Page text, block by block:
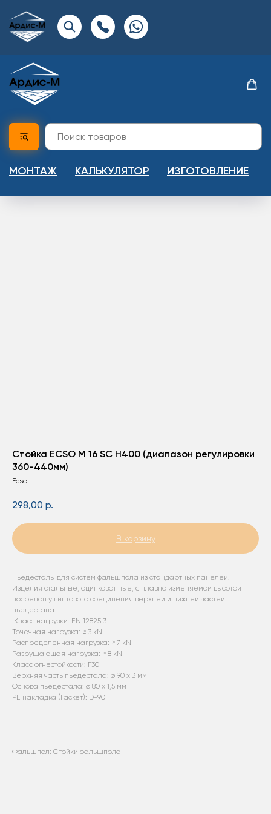
МОНТАЖ КАЛЬКУЛЯТОР ИЗГОТОВЛЕНИЕ
Стойка ECSO M 16 SC H400 (диапазон регулировки
360-440мм)
Ecso
298,00 р.
В корзину
Пьедесталы для систем фальшпола из стандартных панелей.
Изделия стальные, оцинкованные, с плавно изменяемой высотой
посредству винтового соединения верхней и нижней частей
пьедестала.
Класс нагрузки: EN 12825 3
Точечная нагрузка: ≥ 3 kN
Распределенная нагрузка: ≥ 7 kN
Разрушающая нагрузка: ≥ 8 kN
Класс огнестойкости: F30
Верхняя часть пьедестала: ø 90 х 3 мм
Основа пьедестала: ø 80 х 1,5 мм
PE накладка (Гаскет): D-90
.
Фальшпол: Стойки фальшпола